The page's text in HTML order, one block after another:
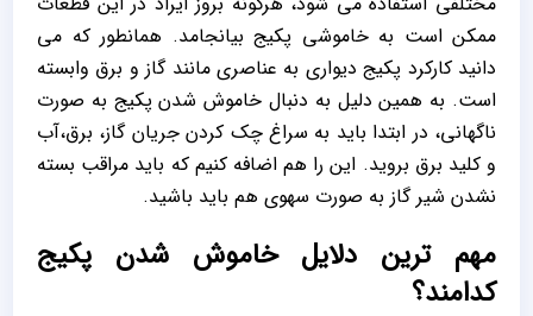
ممکن است به خاموشی پکیج بیانجامد. همانطور که می
دانید کارکرد پکیج دیواری به عناصری مانند گاز و برق وابسته
است. به همین دلیل به دنبال خاموش شدن پکیج به صورت
ناگهانی، در ابتدا باید به سراغ چک کردن جریان گاز، برق،آب
و کلید برق بروید. این را هم اضافه کنیم که باید مراقب بسته
نشدن شیر گاز به صورت سهوی هم باید باشید.
مهم ترین دلایل خاموش شدن پکیج
کدامند؟